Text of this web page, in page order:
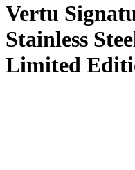
Vertu
Stainless
Limited